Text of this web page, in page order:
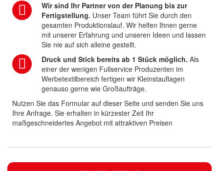
Wir sind Ihr Partner von der Planung bis zur
Fertigstellung. Unser Team führt Sie durch den
gesamten Produktionslauf. Wir helfen Ihnen gerne
mit unserer Erfahrung und unseren Ideen und lassen
Sie nie auf sich alleine gestellt.
Druck und Stick bereits ab 1 Stück möglich. Als
einer der wenigen Fullservice Produzenten im
Werbetextilbereich fertigen wir Kleinstauflagen
genauso gerne wie Großaufträge.
Nutzen Sie das Formular auf dieser Seite und senden Sie uns
Ihre Anfrage. Sie erhalten in kürzester Zeit Ihr
maßgeschneidertes Angebot mit attraktiven Preisen